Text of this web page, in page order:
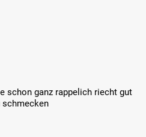
schon ganz rappelich riecht gut
schmecken